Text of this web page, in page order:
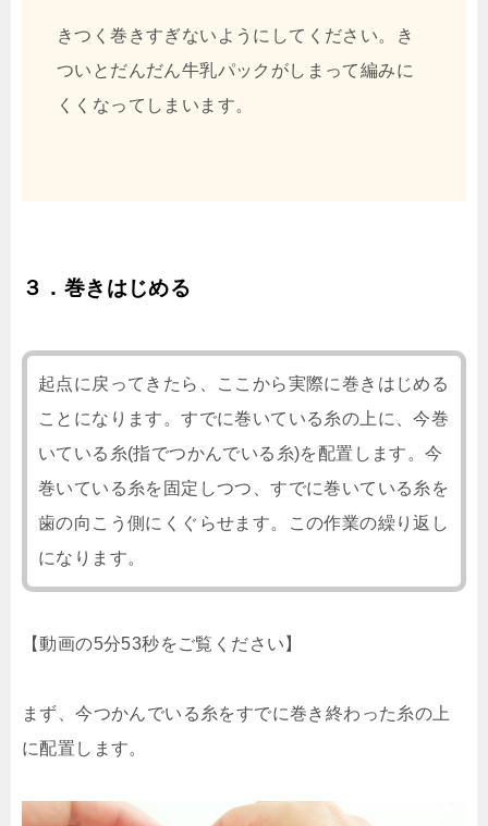
きつく巻きすぎないようにしてください。き
ついとだんだん牛乳パックがしまって編みに
くくなってしまいます。
３．巻きはじめる
起点に戻ってきたら、ここから実際に巻きはじめる
ことになります。すでに巻いている糸の上に、今巻
いている糸(指でつかんでいる糸)を配置します。今
巻いている糸を固定しつつ、すでに巻いている糸を
歯の向こう側にくぐらせます。この作業の繰り返し
になります。
【動画の5分53秒をご覧ください】
まず、今つかんでいる糸をすでに巻き終わった糸の上
に配置します。